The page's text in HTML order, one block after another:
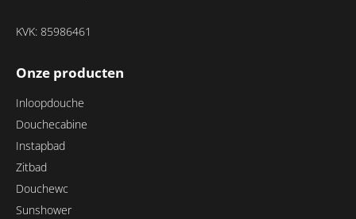
KVK: 85986461
Onze producten
Inloopdouche
Douchecabine
Instapbad
Zitbad
Douchewc
Sunshower